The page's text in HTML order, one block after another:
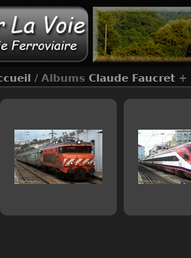
/ Albums Claude Faucret +